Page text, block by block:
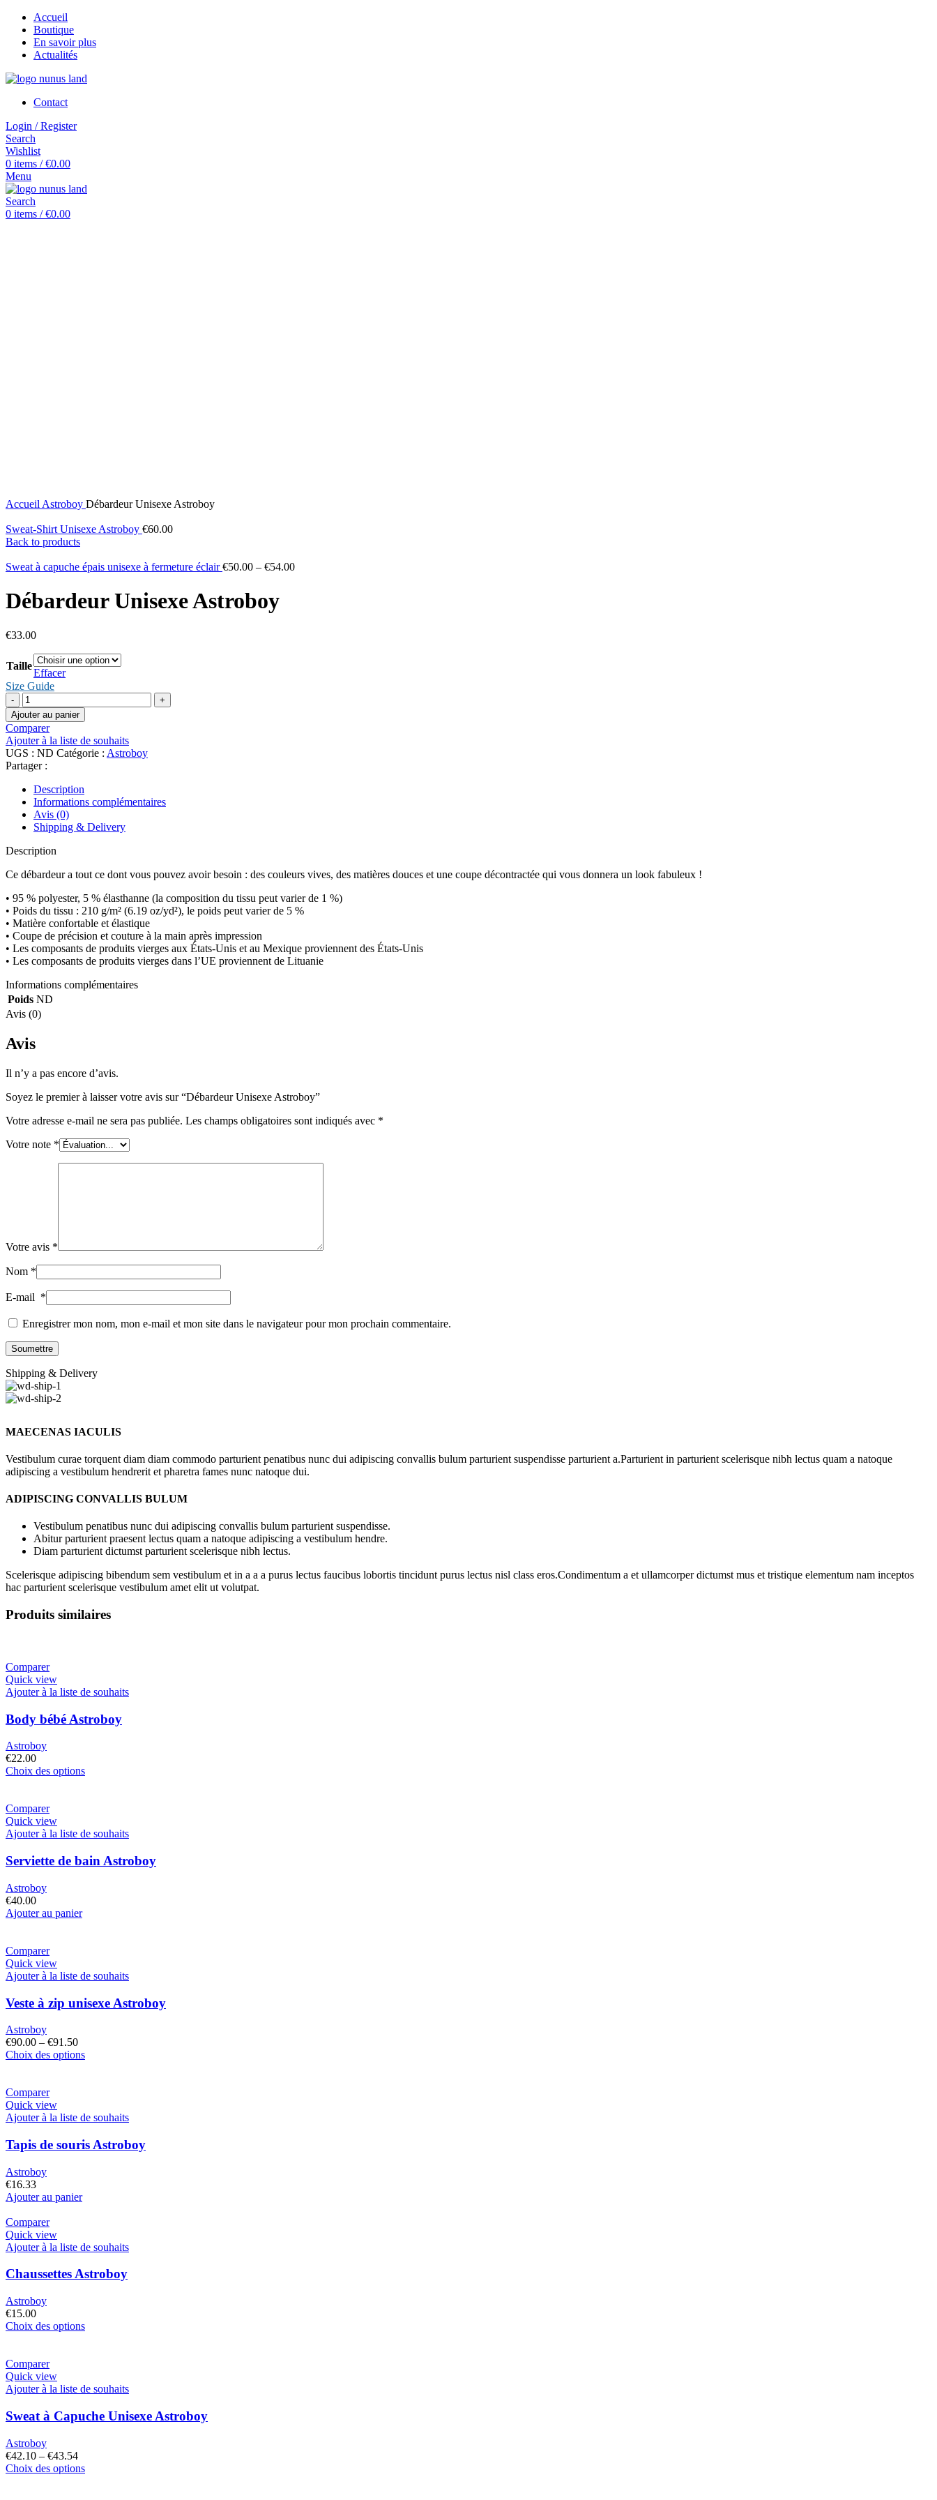
Accueil
Boutique
En savoir plus
Actualités
Contact
Login / Register
Search
Wishlist
0 items / €0.00
Menu
Search
0 items / €0.00
Accueil Astroboy Débardeur Unisexe Astroboy
Sweat-Shirt Unisexe Astroboy €60.00
Back to products
Sweat à capuche épais unisexe à fermeture éclair€50.00 – €54.00
Débardeur Unisexe Astroboy
€33.00
Taille
Effacer
Size Guide
quantité
de
Débardeur
Unisexe
Astroboy
Ajouter au panier
Comparer
Ajouter à la liste de souhaits
UGS : ND Catégorie : Astroboy
Partager :
Description
Informations complémentaires
Avis (0)
Shipping & Delivery
Description
Ce débardeur a tout ce dont vous pouvez avoir besoin : des couleurs vives, des matières douces et une coupe décontractée qui vous donnera un look fabuleux !
• 95 % polyester, 5 % élasthanne (la composition du tissu peut varier de 1 %)
• Poids du tissu : 210 g/m² (6.19 oz/yd²), le poids peut varier de 5 %
• Matière confortable et élastique
• Coupe de précision et couture à la main après impression
• Les composants de produits vierges aux États-Unis et au Mexique proviennent des États-Unis
• Les composants de produits vierges dans l’UE proviennent de Lituanie
Informations complémentaires
Poids ND
Avis (0)
Avis
Il n’y a pas encore d’avis.
Soyez le premier à laisser votre avis sur “Débardeur Unisexe Astroboy”
Votre adresse e-mail ne sera pas publiée. Les champs obligatoires sont indiqués avec *
Votre note *
Votre avis *
Nom *
E-mail *
Enregistrer mon nom, mon e-mail et mon site dans le navigateur pour mon prochain commentaire.
Shipping & Delivery
MAECENAS IACULIS
Vestibulum curae torquent diam diam commodo parturient penatibus nunc dui adipiscing convallis bulum parturient suspendisse parturient a.Parturient in parturient scelerisque nibh lectus quam a natoque
adipiscing a vestibulum hendrerit et pharetra fames nunc natoque dui.
ADIPISCING CONVALLIS BULUM
Vestibulum penatibus nunc dui adipiscing convallis bulum parturient suspendisse.
Abitur parturient praesent lectus quam a natoque adipiscing a vestibulum hendre.
Diam parturient dictumst parturient scelerisque nibh lectus.
Scelerisque adipiscing bibendum sem vestibulum et in a a a purus lectus faucibus lobortis tincidunt purus lectus nisl class eros.Condimentum a et ullamcorper dictumst mus et tristique elementum nam inceptos
hac parturient scelerisque vestibulum amet elit ut volutpat.
Produits similaires
Comparer
Quick view
Ajouter à la liste de souhaits
Body bébé Astroboy
Astroboy
€22.00
Choix des options
Comparer
Quick view
Ajouter à la liste de souhaits
Serviette de bain Astroboy
Astroboy
€40.00
Ajouter au panier
Comparer
Quick view
Ajouter à la liste de souhaits
Veste à zip unisexe Astroboy
Astroboy
€90.00 – €91.50
Choix des options
Comparer
Quick view
Ajouter à la liste de souhaits
Tapis de souris Astroboy
Astroboy
€16.33
Ajouter au panier
Comparer
Quick view
Ajouter à la liste de souhaits
Chaussettes Astroboy
Astroboy
€15.00
Choix des options
Comparer
Quick view
Ajouter à la liste de souhaits
Sweat à Capuche Unisexe Astroboy
Astroboy
€42.10 – €43.54
Choix des options